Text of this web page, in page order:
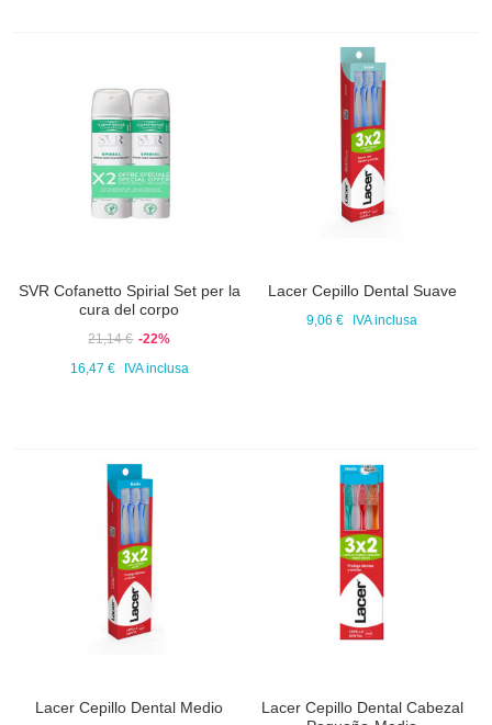
SVR Cofanetto Spirial Set per la
cura del corpo
21,14 € -22%
16,47 €
IVA inclusa
Lacer Cepillo Dental Suave
9,06 € IVA inclusa
Lacer Cepillo Dental Medio
Lacer Cepillo Dental Cabezal